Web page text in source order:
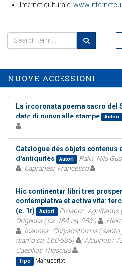
Internet culturale:
NUOVE ACCESSIONI
La incoronata poema sacro del
dato di nuovo alle stampe
Autori
Catalogue des objets contenus
d'antiquitès
Autori Palin, Nils
; Capranesi, Francesco
Hic continentur libri tres
contemplativa et activa vita:
(c. 1r)
Autori Prosper : Aquitanus
Origenes ( ca. 184-ca. 253 )
;
; Ioannes : Chrysostomus ( santo
(santo ca. 560-636)
; Alcuinus (
Caecilius Thascius
Tipo Manuscript